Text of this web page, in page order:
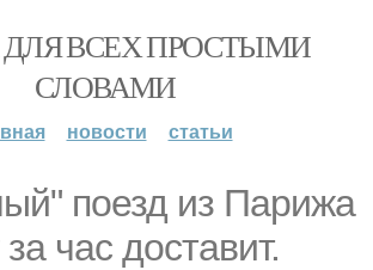
ВСЕХ ПРОСТЫМИ
СЛОВАМИ
новости статьи
поезд из Парижа
час доставит.